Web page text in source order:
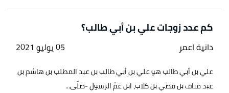
↑محمد رضا (1/6/2017)،
"ذي النورين عثمان الخليفة
بتصرّف.
↑
فريق موقع إسلام ويب (28/12/2011)،
"عثمان بن
عفان"،إسلام ويب
، اطّلع عليه بتاريخ 14/7/2021.
بتصرّف.
كم عدد زوجات علي بن أبي طالب؟
دانية اعمر 05 يوليو 2021
علي بن أبي طالب هو علي بن أبي طالب بن عبد المطلب بن هاشم بن
عبد مناف بن قصي بن كلاب، ابن عمّ الرسول -صلّى...